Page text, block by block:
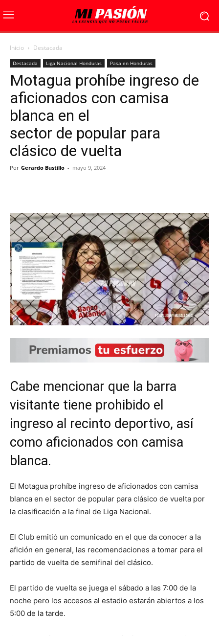
Inicio Destacada
Destacada Liga Nacional Honduras Pasa en Honduras
Motagua prohíbe ingreso de
aficionados con camisa
blanca en el
sector de popular para
clásico de vuelta
Por Gerardo Bustillo - mayo 9, 2024
Cabe mencionar que la barra
visitante tiene prohibido el
ingreso al recinto deportivo, así
como aficionados con camisa
blanca.
El Motagua prohíbe ingreso de aficionados con camisa
blanca en el sector de popular para clásico de vuelta por
la clasificación a la final de Liga Nacional.
El Club emitió un comunicado en el que da conocer a la
afición en general, las recomendaciones a tomar para el
partido de vuelta de semifinal del clásico.
El partido de vuelta se juega el sábado a las 7:00 de la
noche pero los accesos al estadio estarán abiertos a los
5:00 de la tarde.